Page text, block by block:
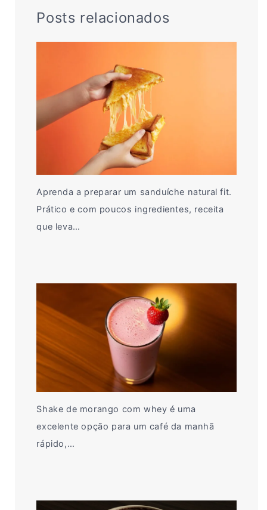
Posts relacionados
Aprenda a preparar um sanduíche natural fit.
Prático e com poucos ingredientes, receita
que leva…
Shake de morango com whey é uma
excelente opção para um café da manhã
rápido,…